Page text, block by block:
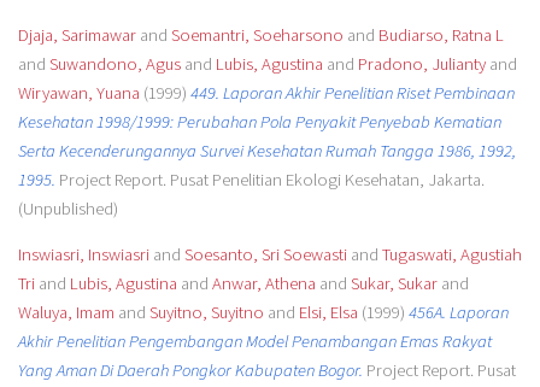
Djaja, Sarimawarand Soemantri, Soeharsono and Budiarso, Ratna L
and Suwandono, Agusand Lubis, Agustina and Pradono, Juliantyand
Wiryawan, Yuana (1999) 449. Laporan Akhir Penelitian Riset Pembinaan
Kesehatan 1998/1999: Perubahan Pola Penyakit Penyebab Kematian
Serta Kecenderungannya Survei Kesehatan Rumah Tangga 1986, 1992,
1995. Project Report. Pusat Penelitian Ekologi Kesehatan, Jakarta.
(Unpublished)
Inswiasri, Inswiasriand Soesanto, Sri Soewastiand Tugaswati, Agustiah
Triand Lubis, Agustina and Anwar, Athena and Sukar, Sukarand
Waluya, Imam and Suyitno, Suyitno and Elsi, Elsa (1999) 456A. Laporan
Akhir Penelitian Pengembangan Model Penambangan Emas Rakyat
Yang Aman Di Daerah Pongkor Kabupaten Bogor. Project Report. Pusat